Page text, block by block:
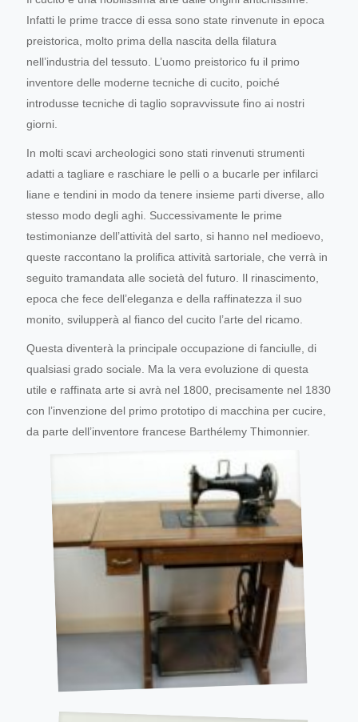
Infatti le prime tracce di essa sono state rinvenute in epoca
preistorica, molto prima della nascita della filatura
nell’industria del tessuto. L’uomo preistorico fu il primo
inventore delle moderne tecniche di cucito, poiché
introdusse tecniche di taglio sopravvissute fino ai nostri
giorni.
In molti scavi archeologici sono stati rinvenuti strumenti
adatti a tagliare e raschiare le pelli o a bucarle per infilarci
liane e tendini in modo da tenere insieme parti diverse, allo
stesso modo degli aghi. Successivamente le prime
testimonianze dell’attività del sarto, si hanno nel medioevo,
queste raccontano la prolifica attività sartoriale, che verrà in
seguito tramandata alle società del futuro. Il rinascimento,
epoca che fece dell’eleganza e della raffinatezza il suo
monito, svilupperà al fianco del cucito l’arte del ricamo.
Questa diventerà la principale occupazione di fanciulle, di
qualsiasi grado sociale. Ma la vera evoluzione di questa
utile e raffinata arte si avrà nel 1800, precisamente nel 1830
con l’invenzione del primo prototipo di macchina per cucire,
da parte dell’inventore francese Barthélemy Thimonnier.